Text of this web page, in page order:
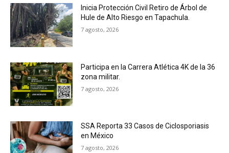
Inicia Protección Civil Retiro de Árbol de
Hule de Alto Riesgo en Tapachula.
7 agosto, 2026
Participa en la Carrera Atlética 4K de la 36
zona militar.
7 agosto, 2026
SSA Reporta 33 Casos de Ciclosporiasis
en México
7 agosto, 2026